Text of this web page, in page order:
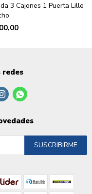
3 Cajones 1 Puerta Lille
redes

SUSCRIBIRME